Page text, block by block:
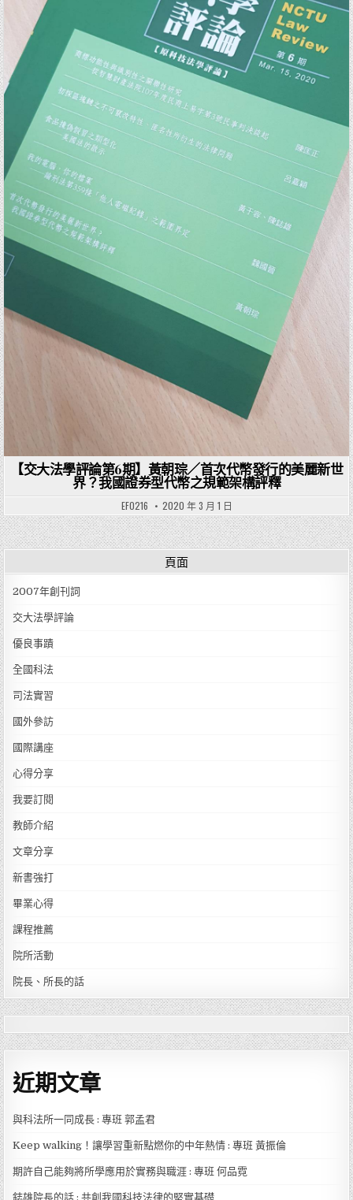
【交大法學評論第6期】黃朝琮／首次代幣發行的美麗新世
界？我國證券型代幣之規範架構評釋
EF0216 2020 年 3 月 1 日
頁面
2007年創刊詞
交大法學評論
優良事蹟
全國科法
司法實習
國外參訪
國際講座
心得分享
我要訂閱
教師介紹
文章分享
新書強打
畢業心得
課程推薦
院所活動
院長、所長的話
近期文章
與科法所一同成長 : 專班 郭孟君
Keep walking！讓學習重新點燃你的中年熱情 : 專班 黃振倫
期許自己能夠將所學應用於實務與職涯 : 專班 何品霓
鋕雄院長的話 : 共創我國科技法律的堅實基礎